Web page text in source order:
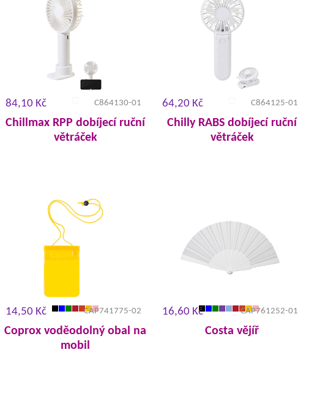
84,10 Kč C864130-01
Chillmax RPP dobíjecí ruční
větráček
64,20 Kč C864125-01
Chilly RABS dobíjecí ruční
větráček
14,50 Kč CAP741775-02
Coprox voděodolný obal na
mobil
16,60 Kč CAP761252-01
Costa vějíř